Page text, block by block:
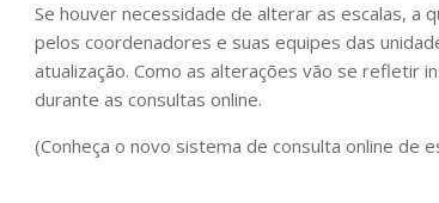
Se houver necessidade de alterar as escalas, a
pelos coordenadores e suas equipes das
atualização. Como as alterações vão se refletir
durante as consultas online.
(Conheça o novo sistema de consulta online de